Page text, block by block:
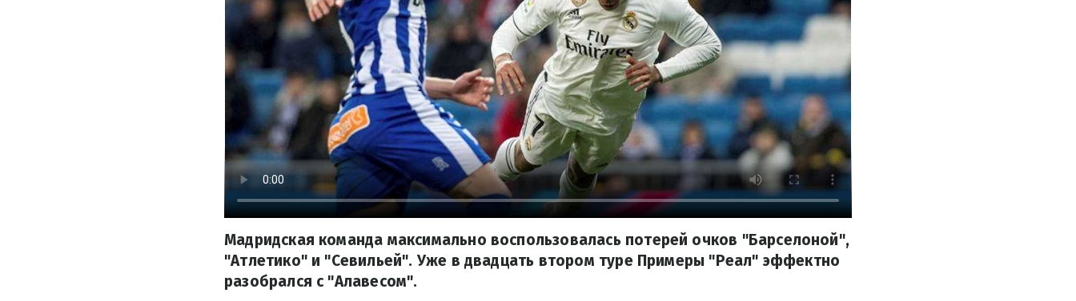
Мадридская команда максимально воспользовалась потерей очков "Барселоной",
"Атлетико" и "Севильей". Уже в двадцать втором туре Примеры "Реал" эффектно
разобрался с "Алавесом".